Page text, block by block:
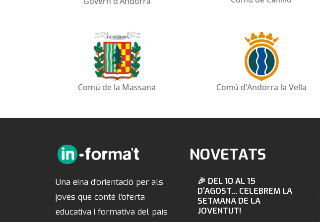
Comú de la Massana Comú d'Andorra la Vella
Una eina d'orientació per als
joves que conté l'oferta
educativa i formativa del país
NOVETATS
🎉 DEL 10 AL 15
D'AGOST... CELEBREM LA
SETMANA DE LA
JOVENTUT!